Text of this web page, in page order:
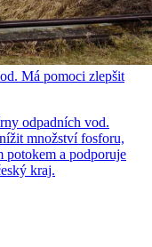
Má pomoci zlepšit
odpadních vod.
množství fosforu,
potokem a podporuje
kraj.